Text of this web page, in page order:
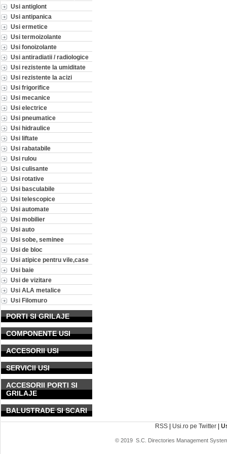
Usi antiglont
Usi antipanica
Usi ermetice
Usi termoizolante
Usi fonoizolante
Usi antiradiatii / radiologice
Usi rezistente la umiditate
Usi rezistente la acizi
Usi frigorifice
Usi mecanice
Usi electrice
Usi pneumatice
Usi hidraulice
Usi liftate
Usi rabatabile
Usi rulou
Usi culisante
Usi rotative
Usi basculabile
Usi telescopice
Usi automate
Usi mobilier
Usi auto
Usi sobe, seminee
Usi de bloc
Usi atipice pentru vile,case
Usi baie
Usi de vizitare
Usi ALA metalice
Usi Filomuro
PORTI SI GRILAJE
COMPONENTE USI
ACCESORII USI
SERVICII USI
ACCESORII PORTI SI
GRILAJE
BALUSTRADE SI SCARI
RSS | Usi.ro pe Twitter |
© 2019 S.C. Directories Management